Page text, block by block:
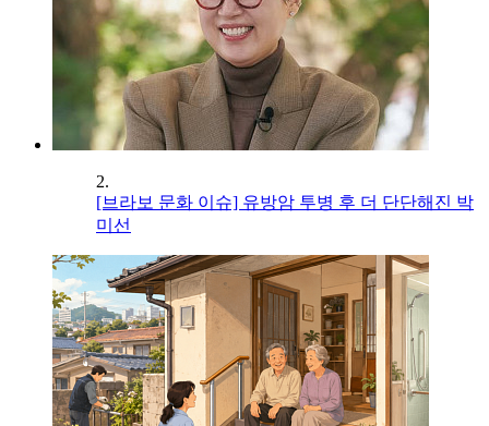
2.
[브라보 문화 이슈] 유방암 투병 후 더 단단해진 박
미선